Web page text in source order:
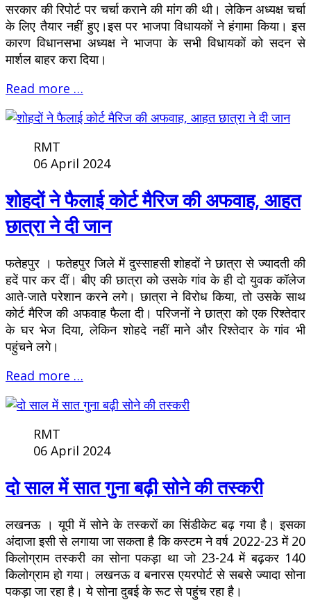
सरकार की रिपोर्ट पर चर्चा कराने की मांग की थी। लेकिन अध्यक्ष चर्चा
के लिए तैयार नहीं हुए।इस पर भाजपा विधायकों ने हंगामा किया। इस
कारण विधानसभा अध्यक्ष ने भाजपा के सभी विधायकों को सदन से
मार्शल बाहर करा दिया।
Read more …
RMT
06 April 2024
शोहदों ने फैलाई कोर्ट मैरिज की अफवाह, आहत
छात्रा ने दी जान
फतेहपुर । फतेहपुर जिले में दुस्साहसी शोहदों ने छात्रा से ज्यादती की
हदें पार कर दीं। बीए की छात्रा को उसके गांव के ही दो युवक कॉलेज
आते-जाते परेशान करने लगे। छात्रा ने विरोध किया, तो उसके साथ
कोर्ट मैरिज की अफवाह फैला दी। परिजनों ने छात्रा को एक रिश्तेदार
के घर भेज दिया, लेकिन शोहदे नहीं माने और रिश्तेदार के गांव भी
पहुंचने लगे।
Read more …
RMT
06 April 2024
दो साल में सात गुना बढ़ी सोने की तस्करी
लखनऊ । यूपी में सोने के तस्करों का सिंडीकेट बढ़ गया है। इसका
अंदाजा इसी से लगाया जा सकता है कि कस्टम ने वर्ष 2022-23 में 20
किलोग्राम तस्करी का सोना पकड़ा था जो 23-24 में बढ़कर 140
किलोग्राम हो गया। लखनऊ व बनारस एयरपोर्ट से सबसे ज्यादा सोना
पकड़ा जा रहा है। ये सोना दुबई के रूट से पहुंच रहा है।